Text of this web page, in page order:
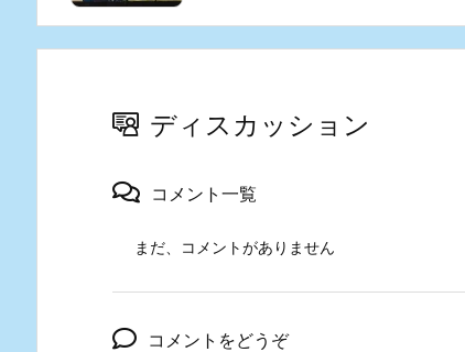
ディスカッション
コメント一覧
まだ、コメントがありません
コメントをどうぞ